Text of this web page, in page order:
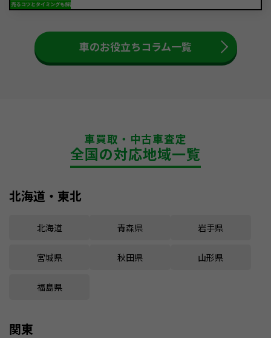
車のお役立ちコラム一覧
車買取・中古車査定
全国の対応地域一覧
北海道・東北
北海道 青森県 岩手県
宮城県 秋田県 山形県
福島県
関東